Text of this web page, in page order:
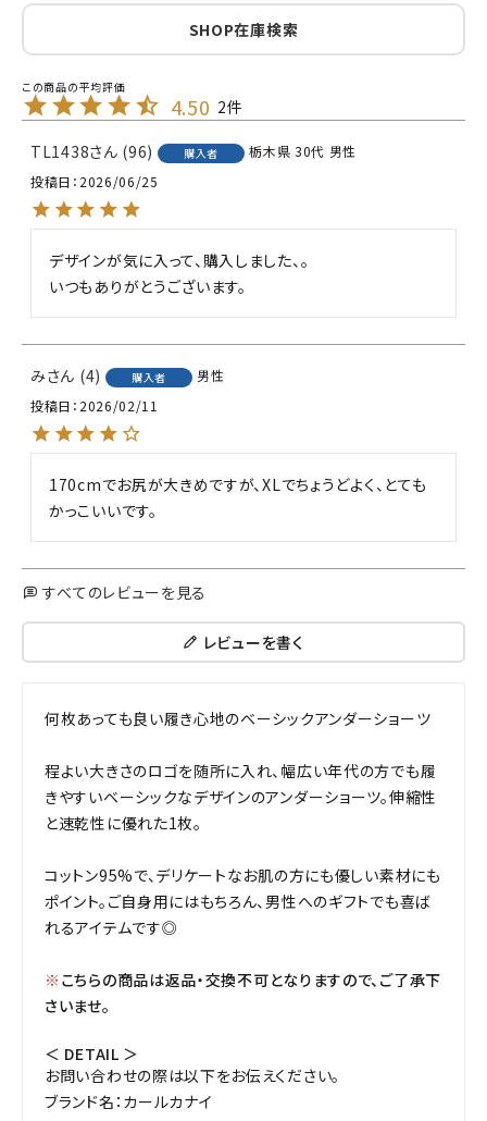
SHOP在庫検索
4.50 2
TL1438 96 購入者 栃木県 30代 男性
投稿日 2026/06/25
デザインが気に入って、購入しました、。
み 4 購入者
男性
投稿日 2026/02/11
170cmでお尻が大きめですが、XLでちょうどよく、とても
かっこいいです。
すべてのレビューを見る
レビューを書く
何枚あっても良い履き心地のベーシックアンダーショーツ
程よい大きさのロゴを随所に入れ、幅広い年代の方でも履
きやすいベーシックなデザインのアンダーショーツ。伸縮性
と速乾性に優れた1枚。
コットン95%で、デリケートなお肌の方にも優しい素材にも
ポイント。ご自身用にはもちろん、男性へのギフトでも喜ば
れるアイテムです◎
※ こちらの商品は返品・交換不可となりますので、ご了承下
さいませ。
＜ DETAIL ＞
お問い合わせの際は以下をお伝えください。
ブランド名：カールカナイ